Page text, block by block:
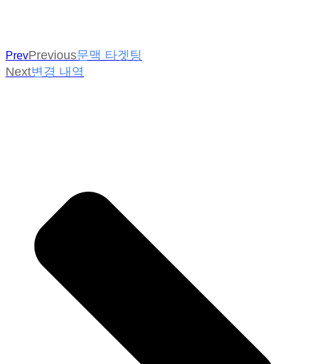
PrevPrevious문맥 타겟팅
Next변경 내역